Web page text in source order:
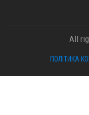
All
ПОЛІТИКА